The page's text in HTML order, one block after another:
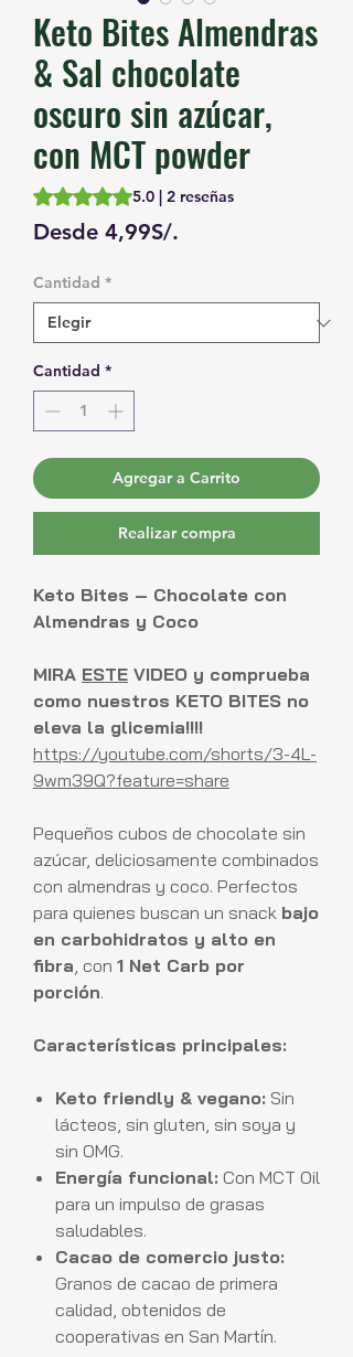
Keto Bites Almendras
& Sal chocolate
oscuro sin azúcar,
con MCT powder
Según 2 reseñas, la calificación es de
5.0 | 2 reseñas
Desde 4,99S/.
Cantidad *
Cantidad *
Agregar a Carrito
Realizar compra
Keto Bites – Chocolate con
Almendras y Coco
MIRA ESTE VIDEO y comprueba
como nuestros KETO BITES no
eleva la glicemia!!!!
https://youtube.com/shorts/3-4L-
9wm39Q?feature=share
Pequeños cubos de chocolate sin
azúcar, deliciosamente combinados
con almendras y coco. Perfectos
para quienes buscan un snack bajo
en carbohidratos y alto en
fibra, con 1 Net Carb por
porción.
Características principales:
Keto friendly & vegano: Sin
lácteos, sin gluten, sin soya y
sin OMG.
Energía funcional: Con MCT Oil
para un impulso de grasas
saludables.
Cacao de comercio justo:
Granos de cacao de primera
calidad, obtenidos de
cooperativas en San Martín.